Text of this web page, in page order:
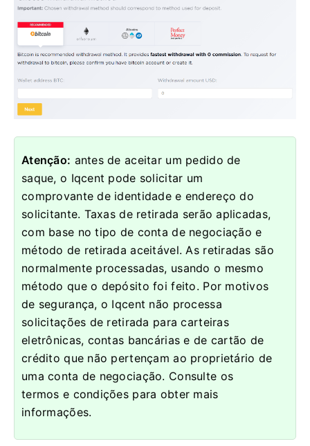
Atenção: antes de aceitar um pedido de
saque, o Iqcent pode solicitar um
comprovante de identidade e endereço do
solicitante. Taxas de retirada serão aplicadas,
com base no tipo de conta de negociação e
método de retirada aceitável. As retiradas são
normalmente processadas, usando o mesmo
método que o depósito foi feito. Por motivos
de segurança, o Iqcent não processa
solicitações de retirada para carteiras
eletrônicas, contas bancárias e de cartão de
crédito que não pertençam ao proprietário de
uma conta de negociação. Consulte os
termos e condições para obter mais
informações.